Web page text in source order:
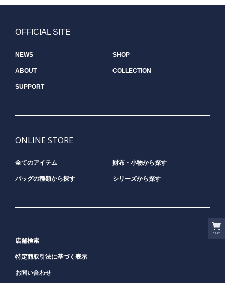
CART
OFFICIAL SITE
NEWS SHOP
ABOUT COLLECTION
SUPPORT
ONLINE STORE
全てのアイテム 財布・小物から探す
バッグの種類から探す シリーズから探す
店舗検索
特定商取引法に基づく表示
お問い合わせ